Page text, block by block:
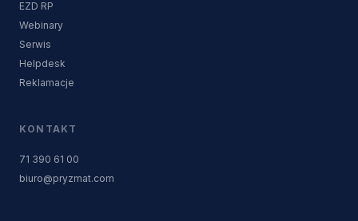
EZD RP
Webinary
Serwis
Helpdesk
Reklamacje
KONTAKT
71 390 61 00
biuro@pryzmat.com